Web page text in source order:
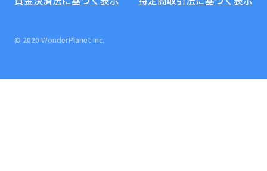
© 2020 WonderPlanet Inc.